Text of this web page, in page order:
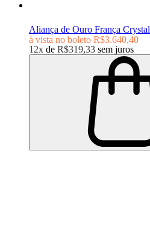
Aliança de Ouro França Crystal
à vista no boleto R$3.640,40
12x de R$319,33 sem juros